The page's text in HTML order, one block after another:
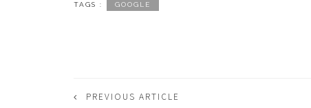
TAGS : GOOGLE
PREVIOUS ARTICLE